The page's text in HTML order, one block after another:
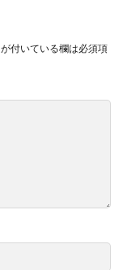
が付いている欄は必須項